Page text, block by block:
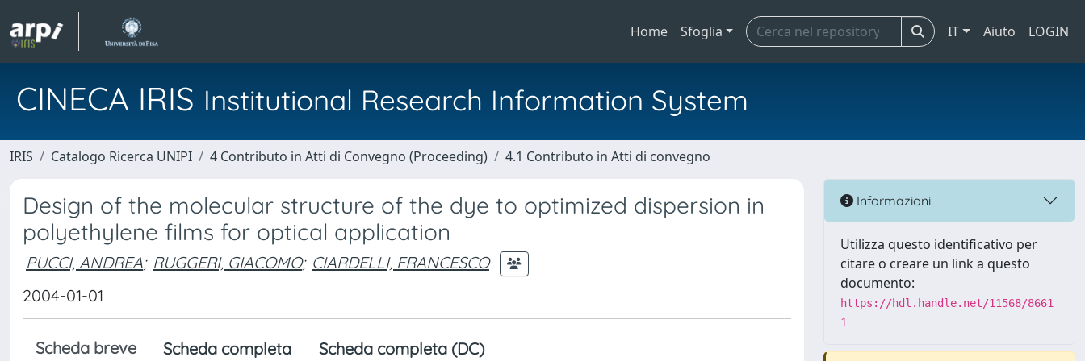
Home Sfoglia IT Aiuto LOGIN
CINECA IRIS Institutional Research Information System
IRIS Catalogo Ricerca UNIPI 4 Contributo in Atti di Convegno (Proceeding) 4.1 Contributo in Atti di convegno
Design of the molecular structure of the dye to optimized dispersion in
polyethylene films for optical application
PUCCI, ANDREA; RUGGERI, GIACOMO; CIARDELLI, FRANCESCO
2004-01-01
Scheda breve Scheda completa Scheda completa (DC)
Informazioni
Utilizza questo identificativo per
citare o creare un link a questo
documento:
https://hdl.handle.net/11568/8661
1